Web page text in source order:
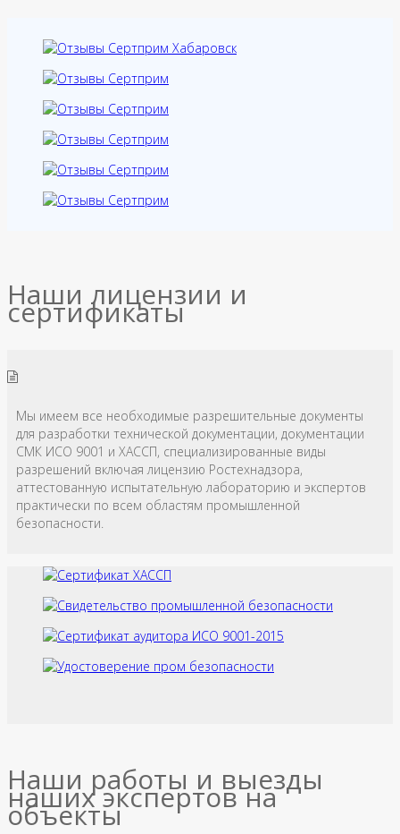
Наши лицензии и
сертификаты
Мы имеем все необходимые разрешительные документы
для разработки технической документации, документации
СМК ИСО 9001 и ХАССП, специализированные виды
разрешений включая лицензию Ростехнадзора,
аттестованную испытательную лабораторию и экспертов
практически по всем областям промышленной
безопасности.
Наши работы и выезды
наших экспертов на
объекты